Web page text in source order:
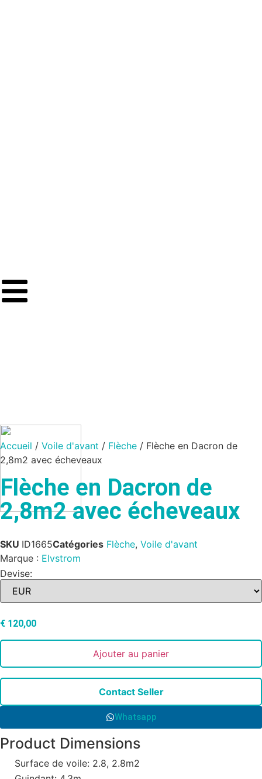
Accueil / Voile d'avant / Flèche / Flèche en Dacron de
2,8m2 avec écheveaux
Flèche en Dacron de
2,8m2 avec écheveaux
SKU ID1665Catégories Flèche, Voile d'avant
Marque : Elvstrom
Devise:
€ 120,00
Ajouter au panier
Contact Seller
Whatsapp
Product Dimensions
Surface de voile: 2.8, 2.8m2